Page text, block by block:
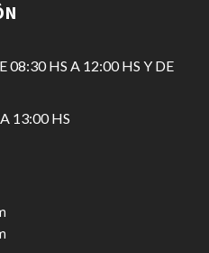
08:30 HS A 12:00 HS Y DE
13:00 HS